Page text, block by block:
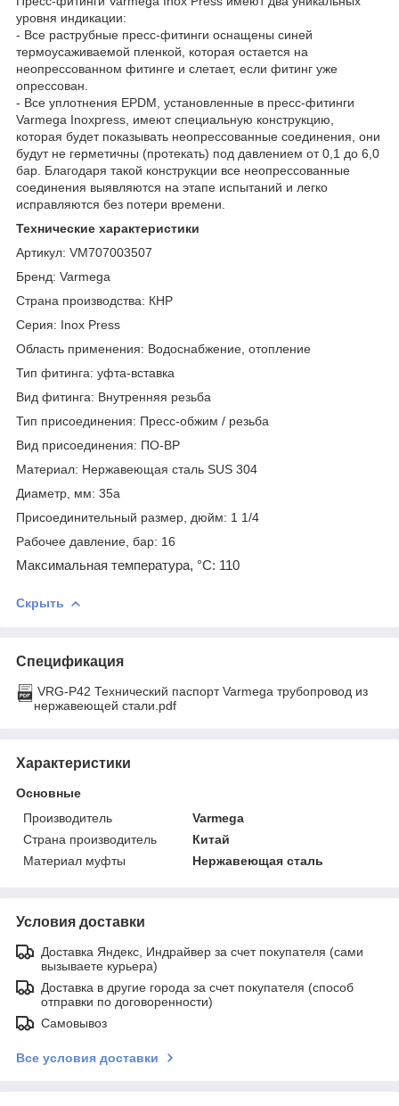
уровня индикации:
- Все раструбные пресс-фитинги оснащены синей
термоусаживаемой пленкой, которая остается на
неопрессованном фитинге и слетает, если фитинг уже
опрессован.
- Все уплотнения EPDM, установленные в пресс-фитинги
Varmega Inoxpress, имеют специальную конструкцию,
которая будет показывать неопрессованные соединения, они
будут не герметичны (протекать) под давлением от 0,1 до 6,0
бар. Благодаря такой конструкции все неопрессованные
соединения выявляются на этапе испытаний и легко
исправляются без потери времени.
Технические характеристики
Артикул: VM707003507
Бренд: Varmega
Страна производства: КНР
Серия: Inox Press
Область применения: Водоснабжение, отопление
Тип фитинга: уфта-вставка
Вид фитинга: Внутренняя резьба
Тип присоединения: Пресс-обжим / резьба
Вид присоединения: ПО-ВР
Материал: Нержавеющая сталь SUS 304
Диаметр, мм: 35a
Присоединительный размер, дюйм: 1 1/4
Рабочее давление, бар: 16
Максимальная температура, °С: 110
Скрыть
Спецификация
VRG-P42 Технический паспорт Varmega трубопровод из
нержавеющей стали.pdf
Характеристики
Основные
Производитель
Varmega
Страна производитель
Китай
Материал муфты
Нержавеющая сталь
Условия доставки
Доставка Яндекс, Индрайвер за счет покупателя (сами
вызываете курьера)
Доставка в другие города за счет покупателя (способ
отправки по договоренности)
Самовывоз
Все условия доставки